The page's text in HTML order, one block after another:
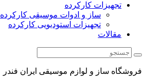
تجهیزات کارکرده
ساز و ادوات موسیقی کارکرده
تجهیزات استودیویی کارکرده
مقالات
فروشگاه ساز و لوازم موسیقی ایران فندر